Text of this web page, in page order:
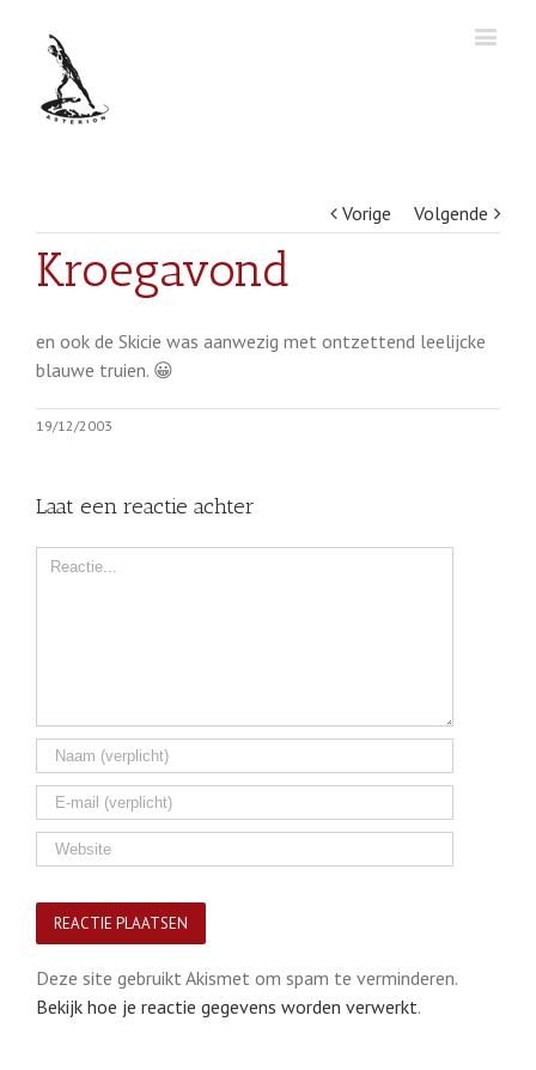
Vorige Volgende
Kroegavond
en ook de Skicie was aanwezig met ontzettend leelijcke
blauwe truien. 😀
19/12/2003
Laat een reactie achter
Comment
Deze site gebruikt Akismet om spam te verminderen.
Bekijk hoe je reactie gegevens worden verwerkt.